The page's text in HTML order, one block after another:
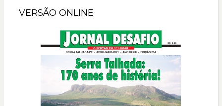
VERSÃO ONLINE